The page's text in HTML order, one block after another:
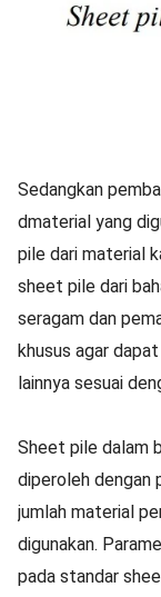
Sedangkan
dmaterial yang
pile dari material
sheet pile dari
seragam dan
khusus agar
lainnya sesuai
Sheet pile dalam
diperoleh dengan
jumlah material
digunakan.
pada standar